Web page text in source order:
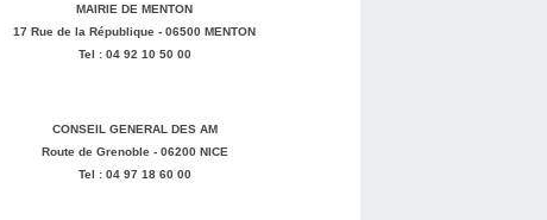
MAIRIE DE MENTON
17 Rue de la République - 06500 MENTON
Tel : 04 92 10 50 00
CONSEIL GENERAL DES AM
Route de Grenoble - 06200 NICE
Tel : 04 97 18 60 00